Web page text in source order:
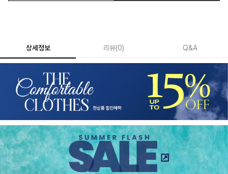
상세정보 리뷰(0) Q&A